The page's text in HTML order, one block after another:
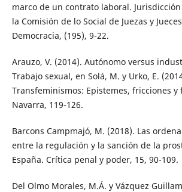
marco de un contrato laboral.
la Comisión de lo Social de Juezas y
Democracia, (195), 9-22.
Arauzo, V. (2014). Autónomo versus
Trabajo sexual, en Solá, M. y Urko, E.
Transfeminismos: Epistemes, fricciones y
Navarra, 119-126.
Barcons Campmajó, M. (2018). Las
entre la regulación y la sanción de la
España. Crítica penal y poder, 15, 90-109.
Del Olmo Morales, M.Á. y Vázquez